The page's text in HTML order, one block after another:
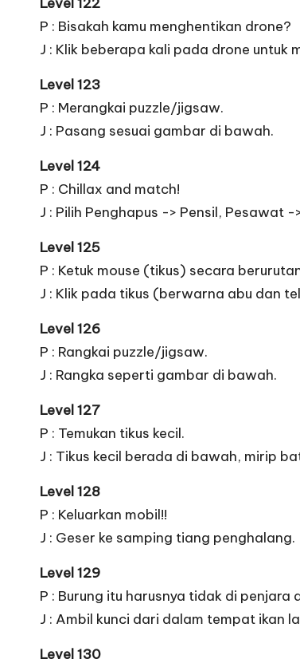
P : Bisakah kamu menghentikan drone?
J : Klik beberapa kali pada drone untuk
Level 123
P : Merangkai puzzle/jigsaw.
J : Pasang sesuai gambar di bawah.
Level 124
P : Chillax and match!
J : Pilih Penghapus -> Pensil, Pesawat
Level 125
P : Ketuk mouse (tikus) secara
J : Klik pada tikus (berwarna abu dan
Level 126
P : Rangkai puzzle/jigsaw.
J : Rangka seperti gambar di bawah.
Level 127
P : Temukan tikus kecil.
J : Tikus kecil berada di bawah, mirip
Level 128
P : Keluarkan mobil!!
J : Geser ke samping tiang penghalang.
Level 129
P : Burung itu harusnya tidak di penjara
J : Ambil kunci dari dalam tempat ikan
Level 130